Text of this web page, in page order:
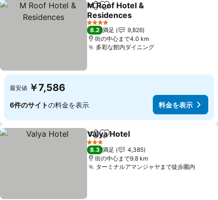
シェアお気に入りに追加
M Roof Hotel &
Residences
料金を表示
4 ホテルのランク
8.2 満足
9,826
街の中心まで4.0 km
多彩な館内ダイニング
最安値 ￥7,586
6件のサイトの料金を表示 料金を表示
シェアお気に入りに追加
Valya Hotel
3 ホテルのランク
8.3 満足
4,385
街の中心まで9.8 km
ターミナルアマンジャヤまで徒歩圏内